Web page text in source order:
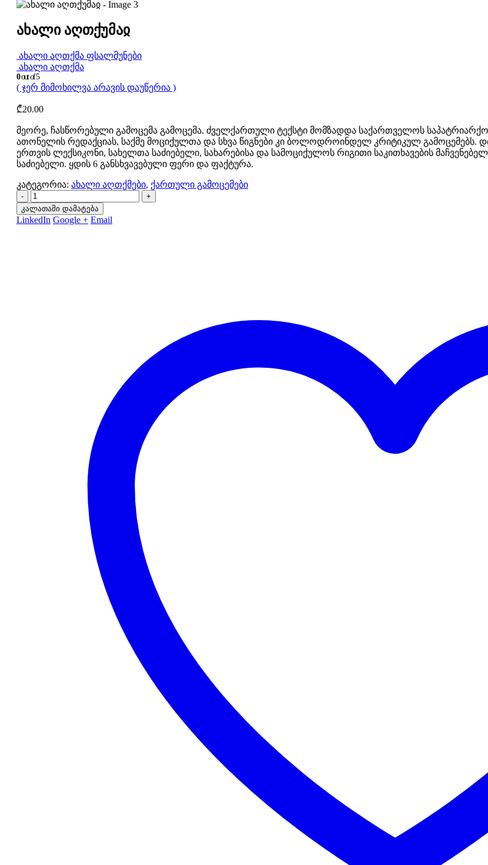
ახალი აღთქუმაჲ
ახალი აღთქმა ფსალმუნები
ახალი აღთქმა
0out of 5
( ჯერ მიმოხილვა არავის დაუწერია )
₾20.00
მეორე, ჩასწორებული გამოცემა გამოცემა. ძველქართული ტექსტი მომზადდა საქართველოს
ათონელის რედაქციას, საქმე მოციქულთა და სხვა წიგნები კი ბოლოდროინდელ კრიტიკულ გამოცემებს.
ერთვის ლექსიკონი, სახელთა საძიებელი, სახარებისა და სამოციქულოს რიგითი საკითხავების
საძიებელი. ყდის 6 განსხვავებული ფერი და ფაქტურა.
კატეგორია: ახალი აღთქმები, ქართული გამოცემები
-
+
კალათაში დამატება
LinkedIn Google + Email